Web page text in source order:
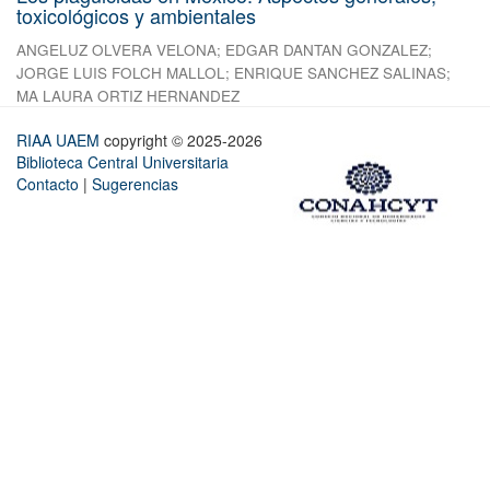
toxicológicos y ambientales
ANGELUZ OLVERA VELONA; EDGAR DANTAN GONZALEZ;
JORGE LUIS FOLCH MALLOL; ENRIQUE SANCHEZ SALINAS;
MA LAURA ORTIZ HERNANDEZ
RIAA UAEM copyright © 2025-2026
Biblioteca Central Universitaria
Contacto | Sugerencias